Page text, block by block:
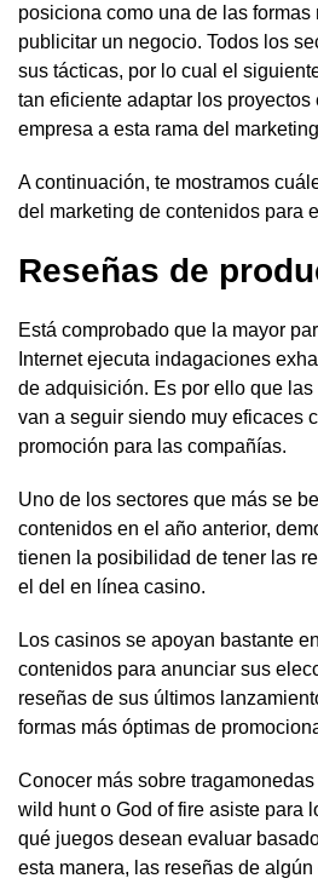
posiciona como una de las formas
publicitar un negocio. Todos los
sus tácticas, por lo cual el
tan eficiente adaptar los proyectos
empresa a esta rama del
A continuación, te mostramos
del marketing de contenidos para
Reseñas de
Está comprobado que la mayor
Internet ejecuta indagaciones
de adquisición. Es por ello que
van a seguir siendo muy eficaces
promoción para las compañías.
Uno de los sectores que más se
contenidos en el año anterior,
tienen la posibilidad de tener las
el del en línea casino.
Los casinos se apoyan bastante
contenidos para anunciar sus
reseñas de sus últimos
formas más óptimas de
Conocer más sobre
wild hunt o God of fire asiste para
qué juegos desean evaluar
esta manera, las reseñas de